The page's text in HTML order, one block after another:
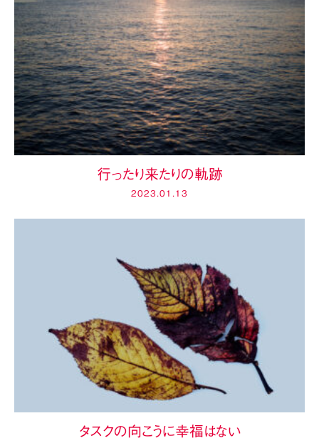
行ったり来たりの軌跡
2023.01.13
タスクの向こうに幸福はない